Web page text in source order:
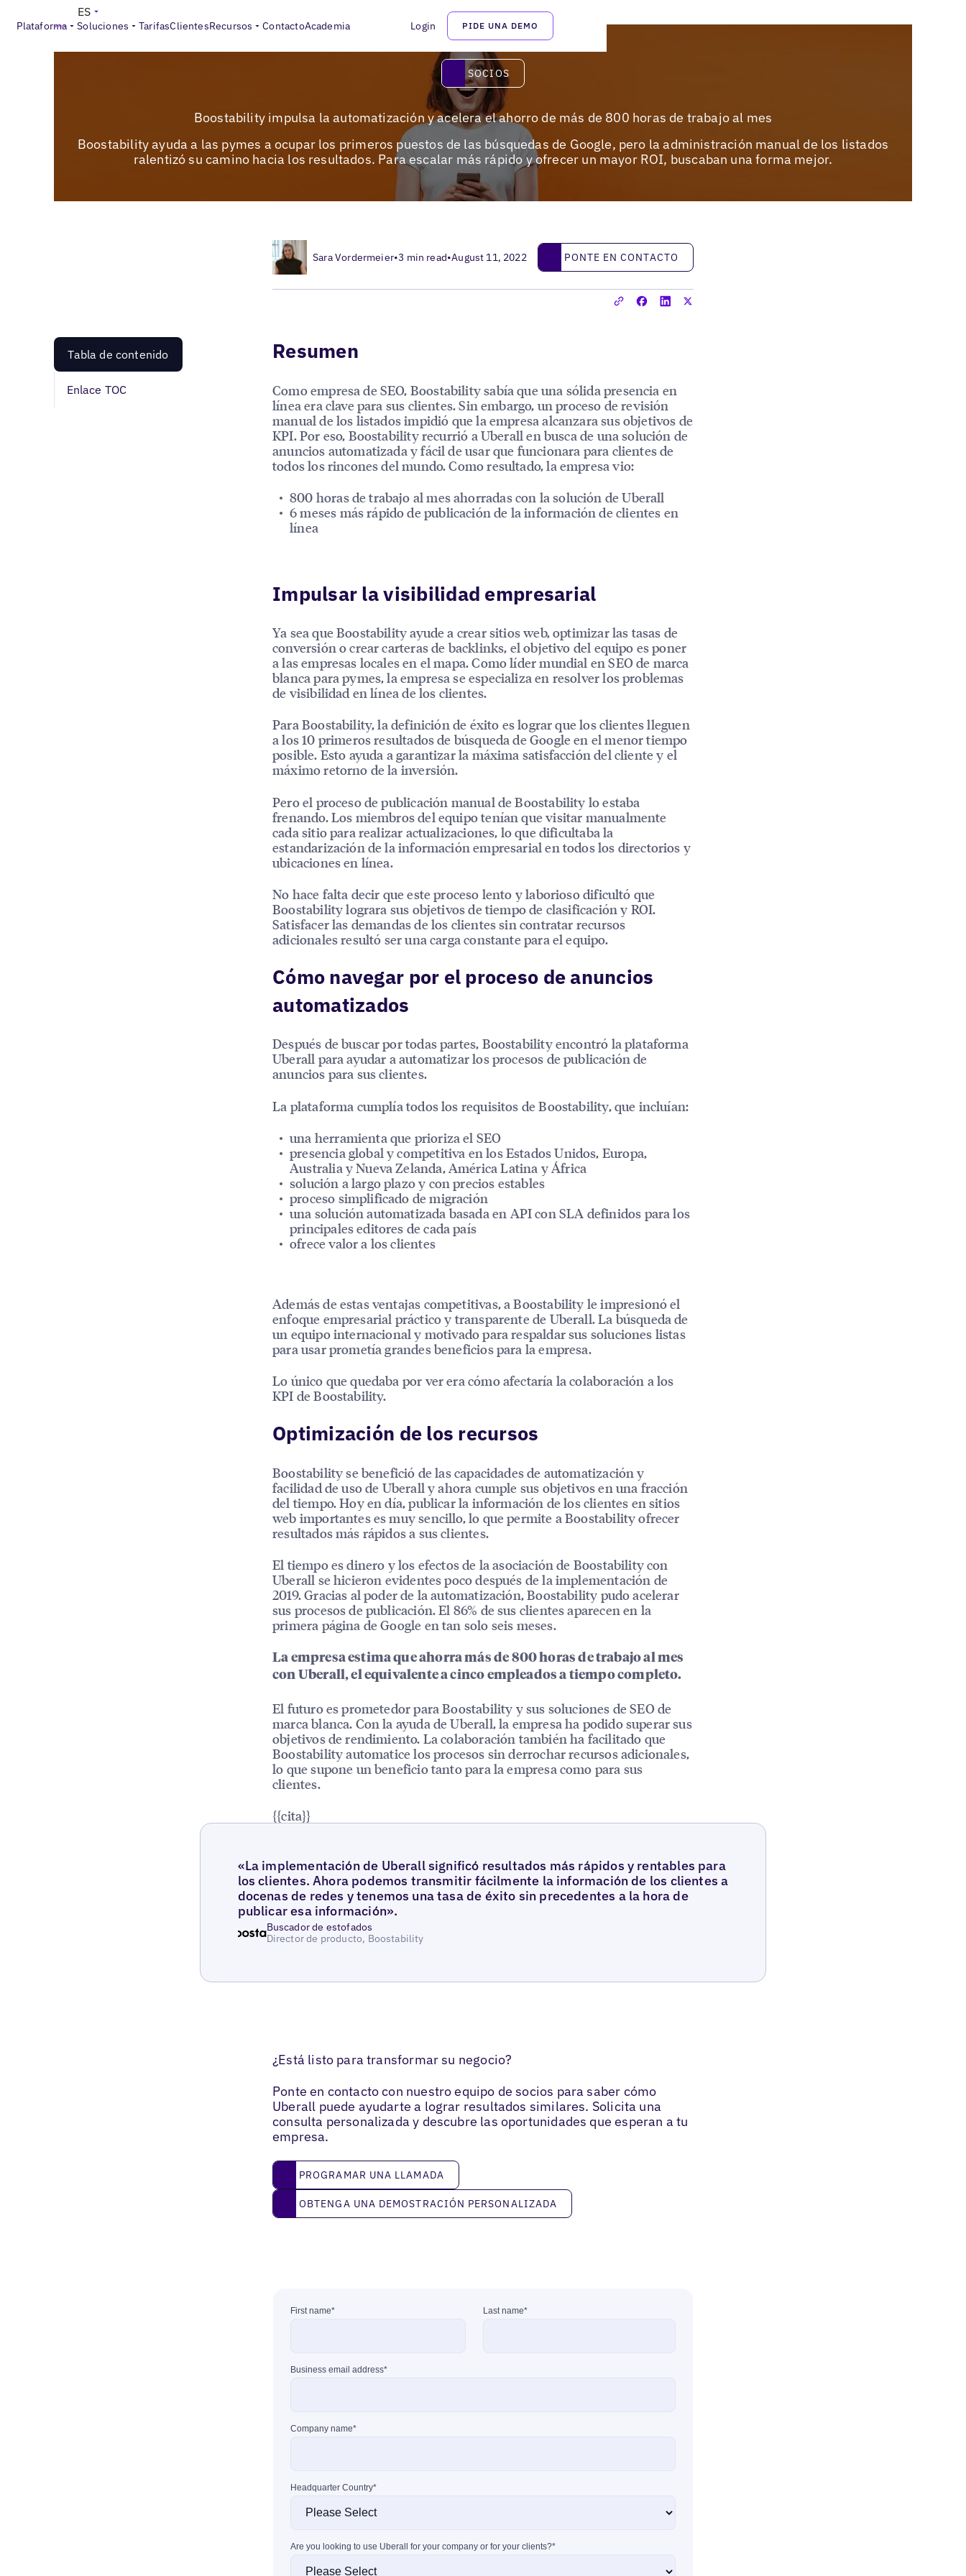
Plataforma Soluciones TarifasClientesRecursos ContactoAcademia Login PIDE UNA DEMO
ES
Socios
SOCIOS
Boostability impulsa la automatización y acelera el ahorro de más de 800 horas de trabajo al mes
Boostability ayuda a las pymes a ocupar los primeros puestos de las búsquedas de Google, pero la administración manual de los listados
ralentizó su camino hacia los resultados. Para escalar más rápido y ofrecer un mayor ROI, buscaban una forma mejor.
Sara Vordermeier•3 min read•August 11, 2022 Ponte en contacto
PONTE EN CONTACTO
Tabla de contenido
Enlace TOC
Resumen
Como empresa de SEO, Boostability sabía que una sólida presencia en
línea era clave para sus clientes. Sin embargo, un proceso de revisión
manual de los listados impidió que la empresa alcanzara sus objetivos de
KPI. Por eso, Boostability recurrió a Uberall en busca de una solución de
anuncios automatizada y fácil de usar que funcionara para clientes de
todos los rincones del mundo. Como resultado, la empresa vio:
800 horas de trabajo al mes ahorradas con la solución de Uberall
6 meses más rápido de publicación de la información de clientes en
línea
Impulsar la visibilidad empresarial
Ya sea que Boostability ayude a crear sitios web, optimizar las tasas de
conversión o crear carteras de backlinks, el objetivo del equipo es poner
a las empresas locales en el mapa. Como líder mundial en SEO de marca
blanca para pymes, la empresa se especializa en resolver los problemas
de visibilidad en línea de los clientes.
Para Boostability, la definición de éxito es lograr que los clientes lleguen
a los 10 primeros resultados de búsqueda de Google en el menor tiempo
posible. Esto ayuda a garantizar la máxima satisfacción del cliente y el
máximo retorno de la inversión.
Pero el proceso de publicación manual de Boostability lo estaba
frenando. Los miembros del equipo tenían que visitar manualmente
cada sitio para realizar actualizaciones, lo que dificultaba la
estandarización de la información empresarial en todos los directorios y
ubicaciones en línea.
No hace falta decir que este proceso lento y laborioso dificultó que
Boostability lograra sus objetivos de tiempo de clasificación y ROI.
Satisfacer las demandas de los clientes sin contratar recursos
adicionales resultó ser una carga constante para el equipo.
Cómo navegar por el proceso de anuncios
automatizados
Después de buscar por todas partes, Boostability encontró la plataforma
Uberall para ayudar a automatizar los procesos de publicación de
anuncios para sus clientes.
La plataforma cumplía todos los requisitos de Boostability, que incluían:
una herramienta que prioriza el SEO
presencia global y competitiva en los Estados Unidos, Europa,
Australia y Nueva Zelanda, América Latina y África
solución a largo plazo y con precios estables
proceso simplificado de migración
una solución automatizada basada en API con SLA definidos para los
principales editores de cada país
ofrece valor a los clientes
Además de estas ventajas competitivas, a Boostability le impresionó el
enfoque empresarial práctico y transparente de Uberall. La búsqueda de
un equipo internacional y motivado para respaldar sus soluciones listas
para usar prometía grandes beneficios para la empresa.
Lo único que quedaba por ver era cómo afectaría la colaboración a los
KPI de Boostability.
Optimización de los recursos
Boostability se benefició de las capacidades de automatización y
facilidad de uso de Uberall y ahora cumple sus objetivos en una fracción
del tiempo. Hoy en día, publicar la información de los clientes en sitios
web importantes es muy sencillo, lo que permite a Boostability ofrecer
resultados más rápidos a sus clientes.
El tiempo es dinero y los efectos de la asociación de Boostability con
Uberall se hicieron evidentes poco después de la implementación de
2019. Gracias al poder de la automatización, Boostability pudo acelerar
sus procesos de publicación. El 86% de sus clientes aparecen en la
primera página de Google en tan solo seis meses.
La empresa estima que ahorra más de 800 horas de trabajo al mes
con Uberall, el equivalente a cinco empleados a tiempo completo.
El futuro es prometedor para Boostability y sus soluciones de SEO de
marca blanca. Con la ayuda de Uberall, la empresa ha podido superar sus
objetivos de rendimiento. La colaboración también ha facilitado que
Boostability automatice los procesos sin derrochar recursos adicionales,
lo que supone un beneficio tanto para la empresa como para sus
clientes.
{{cita}}
«La implementación de Uberall significó resultados más rápidos y rentables para
los clientes. Ahora podemos transmitir fácilmente la información de los clientes a
docenas de redes y tenemos una tasa de éxito sin precedentes a la hora de
publicar esa información».
Buscador de estofados
Director de producto, Boostability
¿Está listo para transformar su negocio?
Ponte en contacto con nuestro equipo de socios para saber cómo
Uberall puede ayudarte a lograr resultados similares. Solicita una
consulta personalizada y descubre las oportunidades que esperan a tu
empresa.
Programar una llamada
PROGRAMAR UNA LLAMADA
Obtenga una demostración personalizada
OBTENGA UNA DEMOSTRACIÓN PERSONALIZADA